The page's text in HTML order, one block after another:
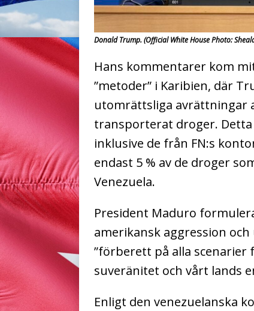
Donald Trump. (Official White House Photo:
Hans kommentarer kom
”metoder” i Karibien, där
utomrättsliga avrättningar
transporterat droger.
inklusive de från FN:s
endast 5 % av de droger
Venezuela.
President Maduro
amerikansk aggression
”förberett på alla
suveränitet och vårt lands
Enligt den venezuelanska